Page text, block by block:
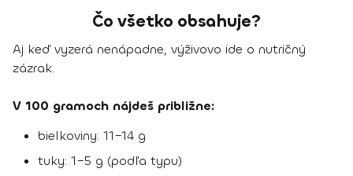
Čo všetko obsahuje?
Aj keď vyzerá nenápadne, výživovo ide o nutričný
zázrak.
V 100 gramoch nájdeš približne:
bielkoviny: 11–14 g
tuky: 1–5 g (podľa typu)